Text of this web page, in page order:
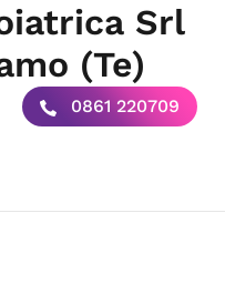
Srl
(Te)
0861 220709